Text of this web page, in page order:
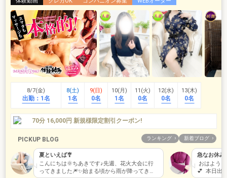
8/7(金)
出勤： 1名
8(土)
1名
9(日)
0名
10(月)
1名
11(火)
0名
12(水)
0名
13(木)
0名
70分 16,000円 新規様限定割引クーポン!
PICKUP BLOG ランキング 新着ブログ
夏といえば🎐
こんにちは🌞ちあきです♪先週、花火大会に行
ってきました🎆✨始まる頃から雨が降ってき
急なお休み
おはよう
💕 本日出